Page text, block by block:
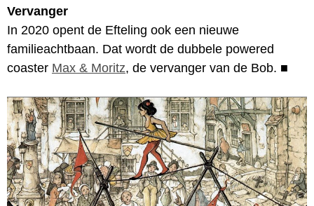
Vervanger
In 2020 opent de Efteling ook een nieuwe
familieachtbaan. Dat wordt de dubbele powered
coaster Max & Moritz, de vervanger van de Bob. ■